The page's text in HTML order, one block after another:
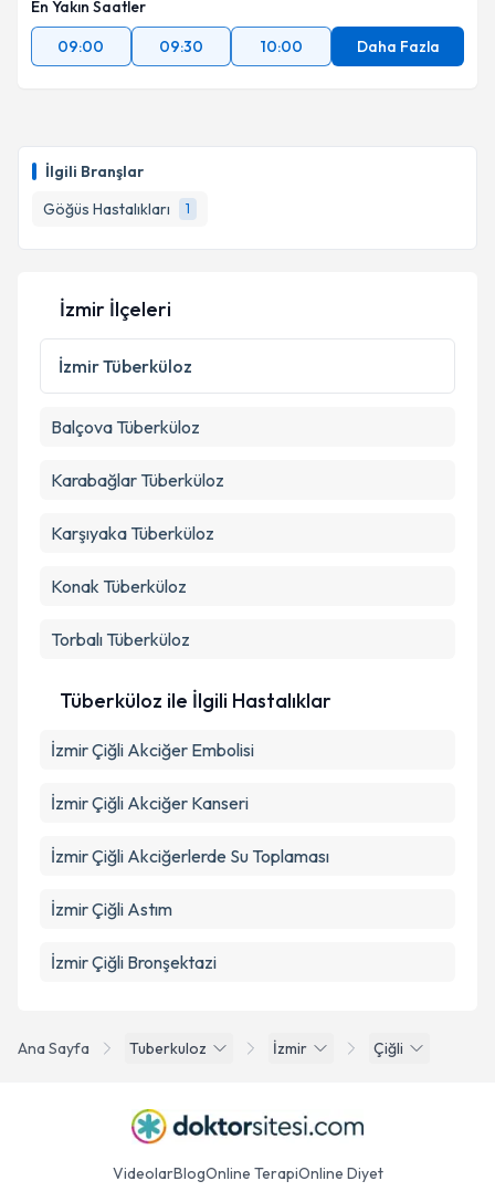
İlgili Branşlar
Göğüs Hastalıkları
1
Takvim Talebini Gönder
En Yakın Saatler
09:00
09:30 10:00 Daha Fazla
Ana Sayfa Tuberkuloz İzmir Çiğli
İzmir İlçeleri
İzmirTüberküloz
Balçova Tüberküloz
Karabağlar Tüberküloz
Karşıyaka Tüberküloz
Konak Tüberküloz
Torbalı Tüberküloz
Tüberküloz ile İlgili Hastalıklar
İzmir Çiğli Akciğer Embolisi
İzmir Çiğli Akciğer Kanseri
İzmir Çiğli Akciğerlerde Su Toplaması
İzmir Çiğli Astım
İzmir Çiğli Bronşektazi
VideolarBlogOnline TerapiOnline Diyet